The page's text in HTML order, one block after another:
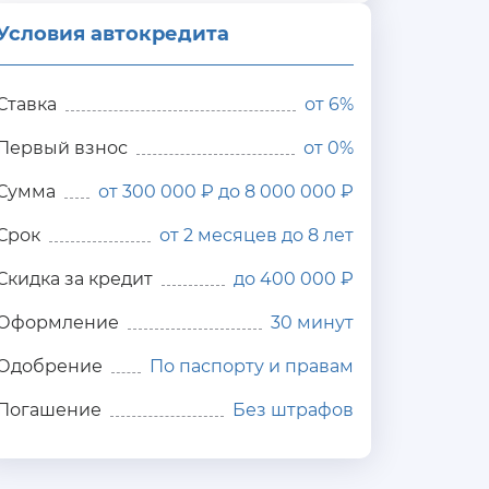
автокредита
от 6%
взнос от 0%
от 300 000 ₽ до 8 000 000 ₽
от 2 месяцев до 8 лет
за кредит до 400 000 ₽
30 минут
По паспорту и правам
Без штрафов